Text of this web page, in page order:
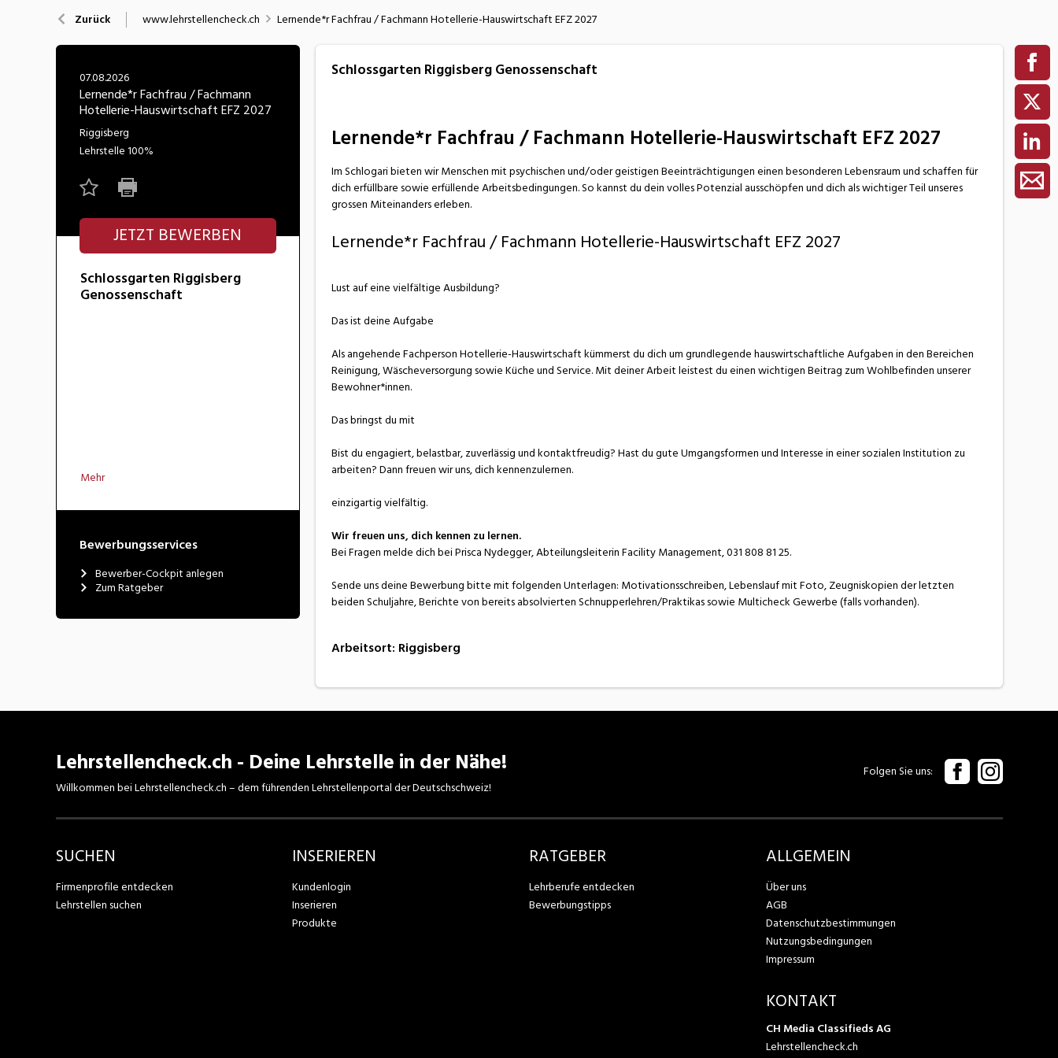
Nahrung
Wirtschaft/Verwaltung
Zurück www.lehrstellencheck.ch Lernende*r Fachfrau / Fachmann Hotellerie-Hauswirtschaft EFZ 2027
07.08.2026
Lernende*r Fachfrau / Fachmann
Hotellerie-Hauswirtschaft EFZ 2027
Riggisberg
Lehrstelle100%
JETZT BEWERBEN
Schlossgarten Riggisberg
Genossenschaft
Mehr
Bewerbungsservices
Bewerber-Cockpit anlegen
Zum Ratgeber
Schlossgarten Riggisberg Genossenschaft
Lernende*r Fachfrau / Fachmann Hotellerie-Hauswirtschaft EFZ 2027
Im Schlogari bieten wir Menschen mit psychischen und/oder geistigen Beeinträchtigungen einen besonderen Lebensraum und schaffen für
dich erfüllbare sowie erfüllende Arbeitsbedingungen. So kannst du dein volles Potenzial ausschöpfen und dich als wichtiger Teil unseres
grossen Miteinanders erleben.
Lernende*r Fachfrau / Fachmann Hotellerie-Hauswirtschaft EFZ 2027
Lust auf eine vielfältige Ausbildung?
Das ist deine Aufgabe
Als angehende Fachperson Hotellerie-Hauswirtschaft kümmerst du dich um grundlegende hauswirtschaftliche Aufgaben in den Bereichen
Reinigung, Wäscheversorgung sowie Küche und Service. Mit deiner Arbeit leistest du einen wichtigen Beitrag zum Wohlbefinden unserer
Bewohner*innen.
Das bringst du mit
Bist du engagiert, belastbar, zuverlässig und kontaktfreudig? Hast du gute Umgangsformen und Interesse in einer sozialen Institution zu
arbeiten? Dann freuen wir uns, dich kennenzulernen.
einzigartig vielfältig.
Wir freuen uns, dich kennen zu lernen.
Bei Fragen melde dich bei Prisca Nydegger, Abteilungsleiterin Facility Management, 031 808 81 25.
Sende uns deine Bewerbung bitte mit folgenden Unterlagen: Motivationsschreiben, Lebenslauf mit Foto, Zeugniskopien der letzten
beiden Schuljahre, Berichte von bereits absolvierten Schnupperlehren/Praktikas sowie Multicheck Gewerbe (falls vorhanden).
Arbeitsort: Riggisberg
Lehrstellencheck.ch - Deine Lehrstelle in der Nähe!
Willkommen bei Lehrstellencheck.ch – dem führenden Lehrstellenportal der Deutschschweiz!
Folgen Sie uns
SUCHEN
Firmenprofile entdecken
Lehrstellen suchen
INSERIEREN
Kundenlogin
Inserieren
Produkte
RATGEBER
Lehrberufe entdecken
Bewerbungstipps
ALLGEMEIN
Über uns
AGB
Datenschutzbestimmungen
Nutzungsbedingungen
Impressum
KONTAKT
CH Media Classifieds AG
Lehrstellencheck.ch